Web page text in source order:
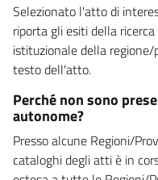
Selezionato l'atto di
riporta gli esiti della
istituzionale della
testo dell'atto.
Perché non sono
autonome?
Presso alcune Regioni/
cataloghi degli atti è in